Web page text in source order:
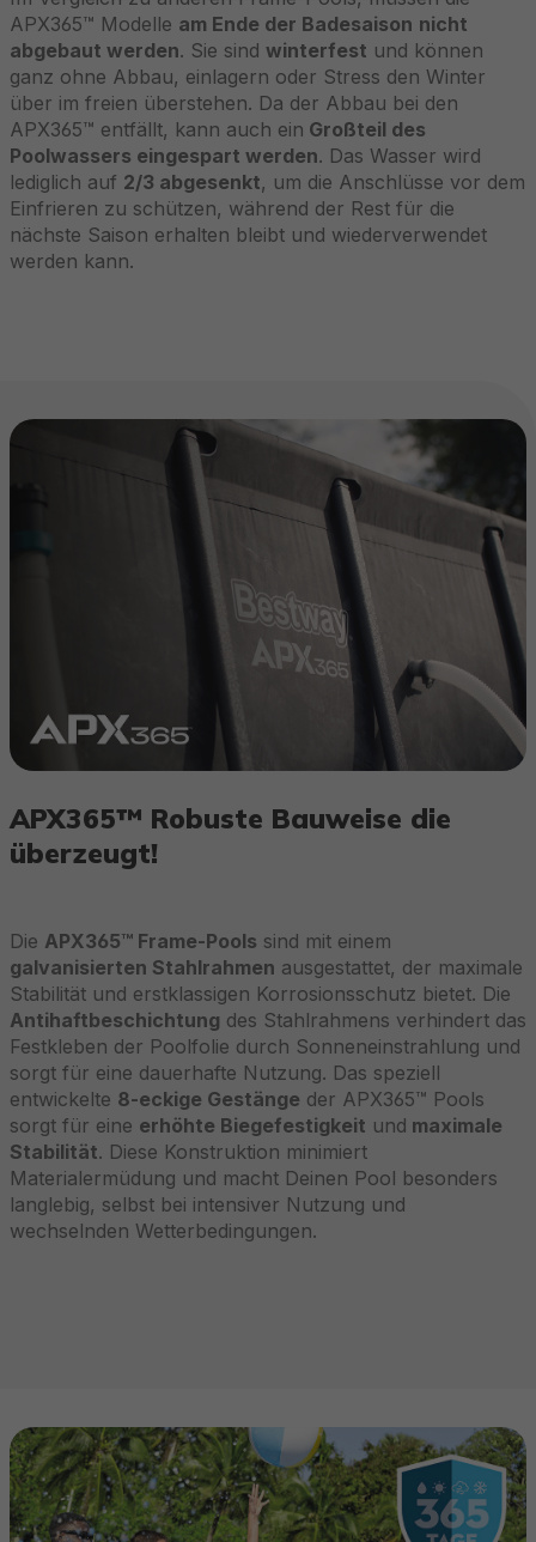
APX365™ Modelle am Ende der Badesaison nicht
abgebaut werden. Sie sind winterfest und können
ganz ohne Abbau, einlagern oder Stress den Winter
über im freien überstehen. Da der Abbau bei den
APX365™ entfällt, kann auch ein Großteil des
Poolwassers eingespart werden. Das Wasser wird
lediglich auf 2/3 abgesenkt, um die Anschlüsse vor dem
Einfrieren zu schützen, während der Rest für die
nächste Saison erhalten bleibt und wiederverwendet
werden kann.
APX365™ Robuste Bauweise die
überzeugt!
Die APX365™ Frame-Pools sind mit einem
galvanisierten Stahlrahmen ausgestattet, der maximale
Stabilität und erstklassigen Korrosionsschutz bietet. Die
Antihaftbeschichtung des Stahlrahmens verhindert das
Festkleben der Poolfolie durch Sonneneinstrahlung und
sorgt für eine dauerhafte Nutzung. Das speziell
entwickelte 8-eckige Gestänge der APX365™ Pools
sorgt für eine erhöhte Biegefestigkeit und maximale
Stabilität. Diese Konstruktion minimiert
Materialermüdung und macht Deinen Pool besonders
langlebig, selbst bei intensiver Nutzung und
wechselnden Wetterbedingungen.